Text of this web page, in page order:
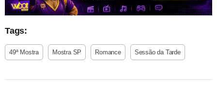
Tags:
49ª Mostra Mostra SP Romance Sessão da Tarde